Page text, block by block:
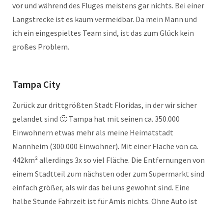
vor und während des Fluges meistens gar nichts. Bei einer
Langstrecke ist es kaum vermeidbar. Da mein Mann und
ich ein eingespieltes Team sind, ist das zum Glück kein
großes Problem.
Tampa City
Zurück zur drittgrößten Stadt Floridas, in der wir sicher
gelandet sind 🙂 Tampa hat mit seinen ca. 350.000
Einwohnern etwas mehr als meine Heimatstadt
Mannheim (300.000 Einwohner). Mit einer Fläche von ca.
442km² allerdings 3x so viel Fläche. Die Entfernungen von
einem Stadtteil zum nächsten oder zum Supermarkt sind
einfach größer, als wir das bei uns gewohnt sind. Eine
halbe Stunde Fahrzeit ist für Amis nichts. Ohne Auto ist